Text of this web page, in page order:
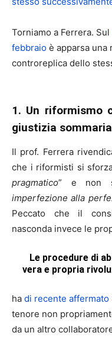
Torniamo a Ferrera. Sul
febbraio è apparsa una
controreplica dello
1. Un riformismo
giustizia sommaria
Il prof. Ferrera
che i riformisti si
pragmatico” e non
imperfezione alla
Peccato che il
nasconda invece le
Le procedure di
vera e propria
ha di recente affermato
tenore non
da un altro collaboratore